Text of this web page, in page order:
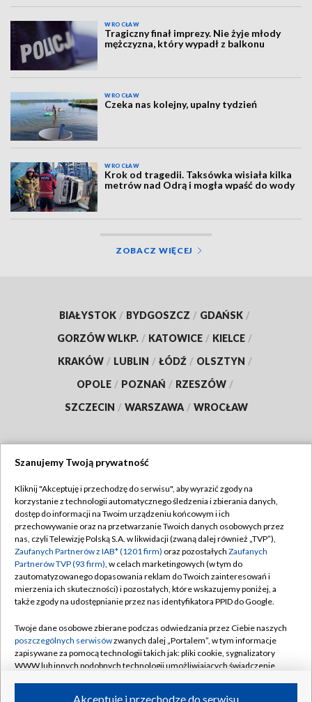
WROCŁAW
Tragiczny finał imprezy. Nie żyje młody
mężczyzna, który wypadł z balkonu
WROCŁAW
Czeka nas kolejny, upalny tydzień
WROCŁAW
Krok od tragedii. Taksówka wisiała kilka
metrów nad Odrą i mogła wpaść do wody
ZOBACZ WIĘCEJ
BIAŁYSTOK / BYDGOSZCZ / GDAŃSK /
GORZÓW WLKP. / KATOWICE / KIELCE /
KRAKÓW / LUBLIN / ŁÓDŹ / OLSZTYN /
OPOLE / POZNAŃ / RZESZÓW /
SZCZECIN / WARSZAWA / WROCŁAW
TVP
Abonament TVP
Emisja w TVP
Centrum informacji TVP
Naziemna Telewizja Cyfrowa
Rada Programowa
System NOS
Informacje o nadawcy
Regulamin TVP
Polityka prywatności
Moje zgody
Pomoc
Kontakt
Kanały
Szanujemy Twoją prywatność
Kliknij "Akceptuję i przechodzę do serwisu", aby wyrazić zgody na
korzystanie z technologii automatycznego śledzenia i zbierania danych,
dostęp do informacji na Twoim urządzeniu końcowym i ich
przechowywanie oraz na przetwarzanie Twoich danych osobowych przez
nas, czyli Telewizję Polską S.A. w likwidacji (zwaną dalej również „TVP”),
Zaufanych Partnerów z IAB* (1201 firm) oraz pozostałych Zaufanych
Partnerów TVP (93 firm), w celach marketingowych (w tym do
zautomatyzowanego dopasowania reklam do Twoich zainteresowań i
mierzenia ich skuteczności) i pozostałych, które wskazujemy poniżej, a
także zgody na udostępnianie przez nas identyfikatora PPID do Google.
Twoje dane osobowe zbierane podczas odwiedzania przez Ciebie naszych
poszczególnych serwisówzwanych dalej „Portalem”, w tym informacje
zapisywane za pomocą technologii takich jak: pliki cookie, sygnalizatory
WWW lub innych podobnych technologii umożliwiających świadczenie
Akceptuję i przechodzę do serwisu